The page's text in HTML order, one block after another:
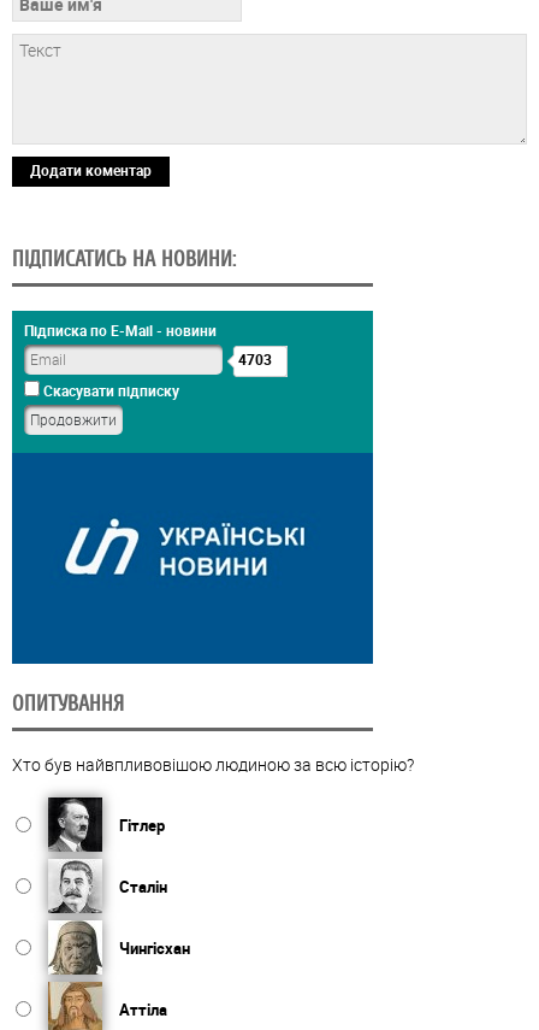
Додати коментар
ПІДПИСАТИСЬ НА НОВИНИ:
Підписка по E-Mail - новини
4703
Скасувати підписку
ОПИТУВАННЯ
Хто був найвпливовішою людиною за всю історію?
Гітлер
Сталін
Чингісхан
Аттіла